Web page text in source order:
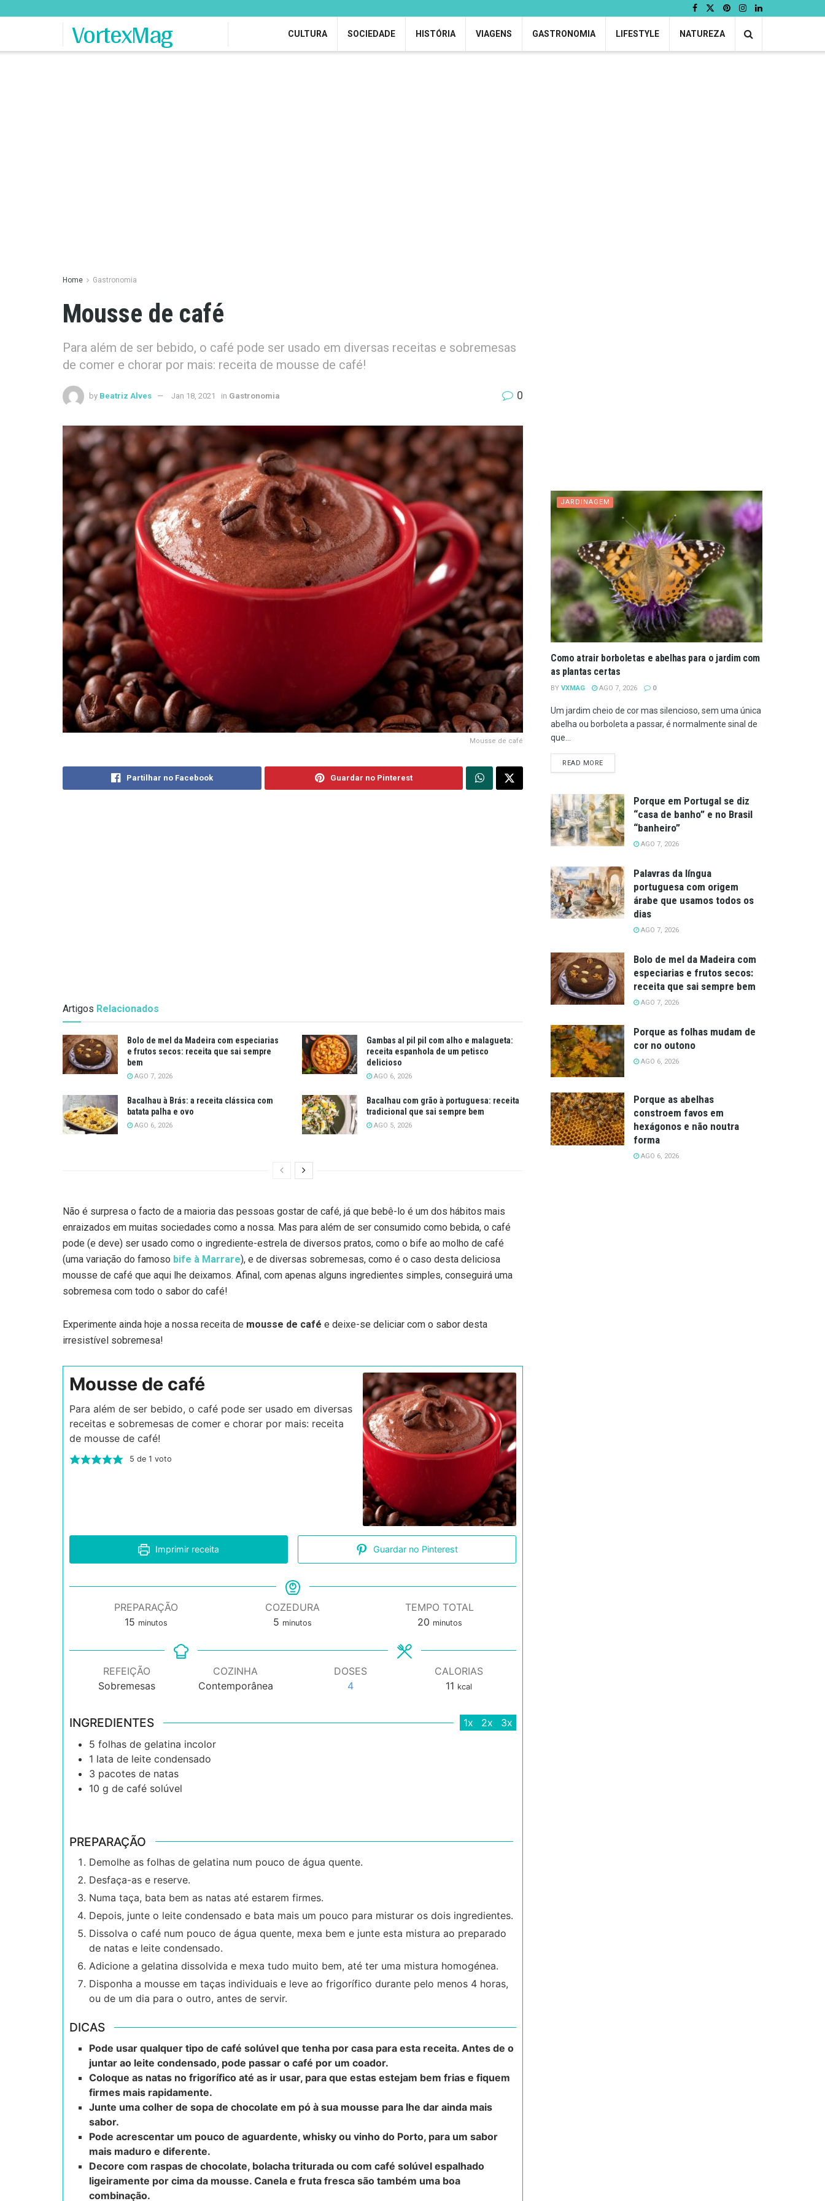
VortexMag CULTURA SOCIEDADE HISTÓRIA VIAGENS GASTRONOMIA LIFESTYLE NATUREZA
Home Gastronomia
Mousse de café
Para além de ser bebido, o café pode ser usado em diversas receitas e sobremesas
de comer e chorar por mais: receita de mousse de café!
by Beatriz Alves Jan 18, 2021 in Gastronomia 0
Mousse de café
Partilhar no Facebook Guardar no Pinterest
Artigos Relacionados
Bolo de mel da Madeira com especiarias
e frutos secos: receita que sai sempre
bem
AGO 7, 2026
Gambas al pil pil com alho e malagueta:
receita espanhola de um petisco
delicioso
AGO 6, 2026
Bacalhau à Brás: a receita clássica com
batata palha e ovo
AGO 6, 2026
Bacalhau com grão à portuguesa: receita
tradicional que sai sempre bem
AGO 5, 2026
Não é surpresa o facto de a maioria das pessoas gostar de café, já que bebê-lo é um dos hábitos mais
enraizados em muitas sociedades como a nossa. Mas para além de ser consumido como bebida, o café
pode (e deve) ser usado como o ingrediente-estrela de diversos pratos, como o bife ao molho de café
(uma variação do famoso bife à Marrare), e de diversas sobremesas, como é o caso desta deliciosa
mousse de café que aqui lhe deixamos. Afinal, com apenas alguns ingredientes simples, conseguirá uma
sobremesa com todo o sabor do café!
Experimente ainda hoje a nossa receita de mousse de café e deixe-se deliciar com o sabor desta
irresistível sobremesa!
Mousse de café
Para além de ser bebido, o café pode ser usado em diversas
receitas e sobremesas de comer e chorar por mais: receita
de mousse de café!
5 de 1 voto
Imprimir receita Guardar no Pinterest
PREPARAÇÃO
15minutos
minutos
COZEDURA
5 minutos
minutos
TEMPO TOTAL
20minutos
minutos
REFEIÇÃO
Sobremesas
COZINHA
Contemporânea
DOSES
4
CALORIAS
11 kcal
INGREDIENTES 1x 2x
3x
5 folhas de gelatina incolor
1 lata de leite condensado
3 pacotes de natas
10 g de café solúvel
PREPARAÇÃO
Demolhe as folhas de gelatina num pouco de água quente.
Desfaça-as e reserve.
Numa taça, bata bem as natas até estarem firmes.
Depois, junte o leite condensado e bata mais um pouco para misturar os dois ingredientes.
Dissolva o café num pouco de água quente, mexa bem e junte esta mistura ao preparado
de natas e leite condensado.
Adicione a gelatina dissolvida e mexa tudo muito bem, até ter uma mistura homogénea.
Disponha a mousse em taças individuais e leve ao frigorífico durante pelo menos 4 horas,
ou de um dia para o outro, antes de servir.
DICAS
Pode usar qualquer tipo de café solúvel que tenha por casa para esta receita. Antes de o
juntar ao leite condensado, pode passar o café por um coador.
Coloque as natas no frigorífico até as ir usar, para que estas estejam bem frias e fiquem
firmes mais rapidamente.
Junte uma colher de sopa de chocolate em pó à sua mousse para lhe dar ainda mais
sabor.
Pode acrescentar um pouco de aguardente, whisky ou vinho do Porto, para um sabor
mais maduro e diferente.
Decore com raspas de chocolate, bolacha triturada ou com café solúvel espalhado
ligeiramente por cima da mousse. Canela e fruta fresca são também uma boa
combinação.
JARDINAGEM
Como atrair borboletas e abelhas para o jardim com
as plantas certas
BY VXMAG AGO 7, 2026 0
Um jardim cheio de cor mas silencioso, sem uma única
abelha ou borboleta a passar, é normalmente sinal de
que...
READ MOREDETAILS
Porque em Portugal se diz
“casa de banho” e no Brasil
“banheiro”
AGO 7, 2026
Palavras da língua
portuguesa com origem
árabe que usamos todos os
dias
AGO 7, 2026
Bolo de mel da Madeira com
especiarias e frutos secos:
receita que sai sempre bem
AGO 7, 2026
Porque as folhas mudam de
cor no outono
AGO 6, 2026
Porque as abelhas
constroem favos em
hexágonos e não noutra
forma
AGO 6, 2026